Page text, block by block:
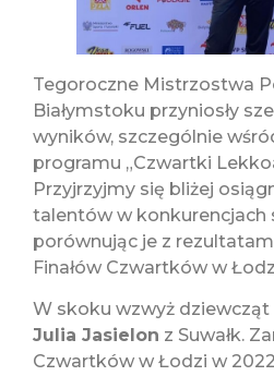
Tegoroczne Mistrzostwa
Białymstoku przyniosły
wyników, szczególnie
programu „Czwartki
Przyjrzyjmy się bliżej
talentów w konkurencjach
porównując je z
Finałów Czwartków w
W skoku wzwyż
Julia Jasielon z Suwałk.
Czwartków w Łodzi w